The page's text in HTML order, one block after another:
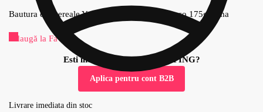
Bautura din cereale Yannoh Instant cu cacao eco 175g Lima
Adaugă la Favorite
Esti interesat de DROPSHIPPING?
Aplica pentru cont B2B
Livrare imediata din stoc